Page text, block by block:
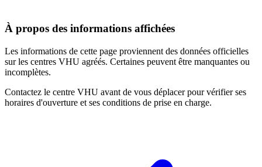
À propos des informations affichées
Les informations de cette page proviennent des données officielles
sur les centres VHU agréés. Certaines peuvent être manquantes ou
incomplètes.
Contactez le centre VHU avant de vous déplacer pour vérifier ses
horaires d'ouverture et ses conditions de prise en charge.